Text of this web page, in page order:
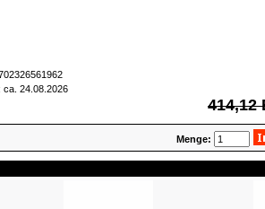
ca. 24.08.2026
414,12
Menge: